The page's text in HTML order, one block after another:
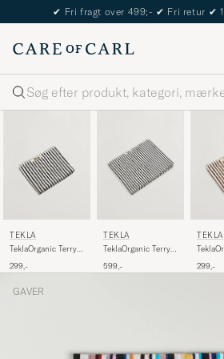
✔ Fri fragt over 499;- ✔ Fri retur ✔
Søg
TEKLA
TeklaOrganic Terry
Stripes
299,-
TEKLA
TeklaOrganic Terry
Stripes
599,-
TEKLA
Stripes
299,-
GAVER